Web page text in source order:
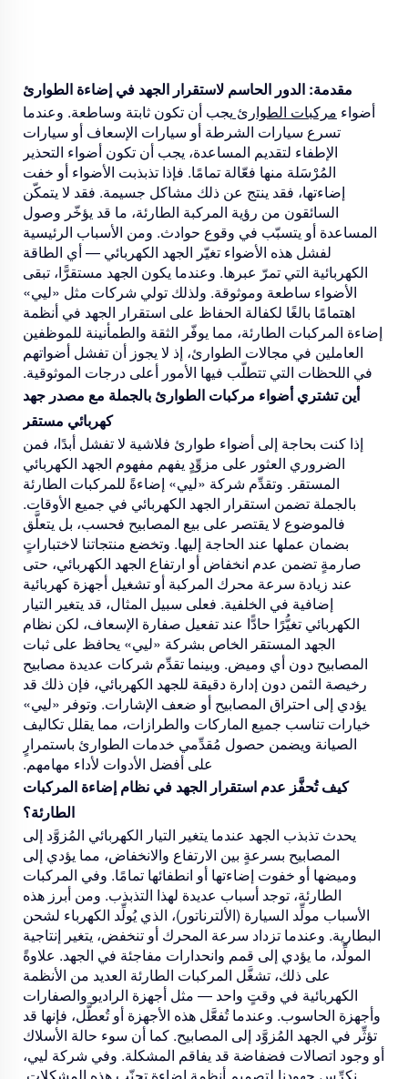
مقدمة: الدور الحاسم لاستقرار الجهد في إضاءة الطوارئ
أضواء مركبات الطوارئ يجب أن تكون ثابتة وساطعة. وعندما
تسرع سيارات الشرطة أو سيارات الإسعاف أو سيارات
الإطفاء لتقديم المساعدة، يجب أن تكون أضواء التحذير
المُرْسَلة منها فعّالة تمامًا. فإذا تذبذبت الأضواء أو خفت
إضاءتها، فقد ينتج عن ذلك مشاكل جسيمة. فقد لا يتمكّن
السائقون من رؤية المركبة الطارئة، ما قد يؤخّر وصول
المساعدة أو يتسبّب في وقوع حوادث. ومن الأسباب الرئيسية
لفشل هذه الأضواء تغيّر الجهد الكهربائي — أي الطاقة
الكهربائية التي تمرّ عبرها. وعندما يكون الجهد مستقرًّا، تبقى
الأضواء ساطعة وموثوقة. ولذلك تولي شركات مثل «ليي»
اهتمامًا بالغًا لكفالة الحفاظ على استقرار الجهد في أنظمة
إضاءة المركبات الطارئة، مما يوفّر الثقة والطمأنينة للموظفين
العاملين في مجالات الطوارئ، إذ لا يجوز أن تفشل أضواتهم
في اللحظات التي تتطلّب فيها الأمور أعلى درجات الموثوقية.
أين تشتري أضواء مركبات الطوارئ بالجملة مع مصدر جهد
كهربائي مستقر
إذا كنت بحاجة إلى أضواء طوارئ فلاشية لا تفشل أبدًا، فمن
الضروري العثور على مزوِّدٍ يفهم مفهوم الجهد الكهربائي
المستقر. وتقدِّم شركة «ليي» إضاءةً للمركبات الطارئة
بالجملة تضمن استقرار الجهد الكهربائي في جميع الأوقات.
فالموضوع لا يقتصر على بيع المصابيح فحسب، بل يتعلَّق
بضمان عملها عند الحاجة إليها. وتخضع منتجاتنا لاختباراتٍ
صارمةٍ تضمن عدم انخفاض أو ارتفاع الجهد الكهربائي، حتى
عند زيادة سرعة محرك المركبة أو تشغيل أجهزة كهربائية
إضافية في الخلفية. فعلى سبيل المثال، قد يتغير التيار
الكهربائي تغيُّرًا حادًّا عند تفعيل صفارة الإسعاف، لكن نظام
الجهد المستقر الخاص بشركة «ليي» يحافظ على ثبات
المصابيح دون أي وميض. وبينما تقدِّم شركات عديدة مصابيح
رخيصة الثمن دون إدارة دقيقة للجهد الكهربائي، فإن ذلك قد
يؤدي إلى احتراق المصابيح أو ضعف الإشارات. وتوفر «ليي»
خيارات تناسب جميع الماركات والطرازات، مما يقلل تكاليف
الصيانة ويضمن حصول مُقدِّمي خدمات الطوارئ باستمرارٍ
على أفضل الأدوات لأداء مهامهم.
كيف تُحفَّز عدم استقرار الجهد في نظام إضاءة المركبات
الطارئة؟
يحدث تذبذب الجهد عندما يتغير التيار الكهربائي المُزوَّد إلى
المصابيح بسرعةٍ بين الارتفاع والانخفاض، مما يؤدي إلى
وميضها أو خفوت إضاءتها أو انطفائها تمامًا. وفي المركبات
الطارئة، توجد أسباب عديدة لهذا التذبذب. ومن أبرز هذه
الأسباب مولِّد السيارة (الألترناتور)، الذي يُولِّد الكهرباء لشحن
البطارية. وعندما تزداد سرعة المحرك أو تنخفض، يتغير إنتاجية
المولِّد، ما يؤدي إلى قمم وانحدارات مفاجئة في الجهد. علاوةً
على ذلك، تشغَّل المركبات الطارئة العديد من الأنظمة
الكهربائية في وقتٍ واحد — مثل أجهزة الراديو والصفارات
وأجهزة الحاسوب. وعندما تُفعَّل هذه الأجهزة أو تُعطَّل، فإنها قد
تؤثِّر في الجهد المُزوَّد إلى المصابيح. كما أن سوء حالة الأسلاك
أو وجود اتصالات فضفاضة قد يفاقم المشكلة. وفي شركة ليي،
نكرِّس جهودنا لتصميم أنظمة إضاءة تجنّب هذه المشكلات.